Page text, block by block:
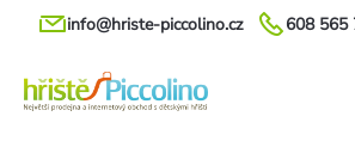
Přejít
608 565
info@hriste-piccolino.cz